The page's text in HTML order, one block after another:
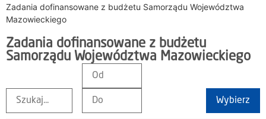
Zadania dofinansowane z budżetu Samorządu Województwa
Mazowieckiego
Zadania dofinansowane z budżetu
Samorządu Województwa Mazowieckiego
Wybierz